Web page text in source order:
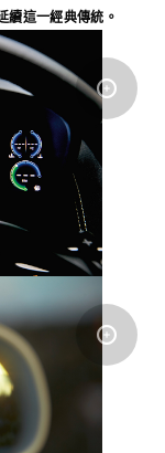
續這一經典傳統 。